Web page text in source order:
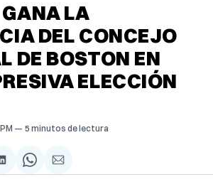
LA
DEL CONCEJO
DE BOSTON EN
ELECCIÓN
5 minutos de lectura
Compartir
en
Share
on
Compartir
via